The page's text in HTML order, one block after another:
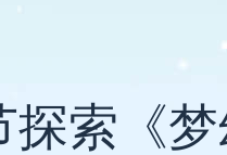
探索《